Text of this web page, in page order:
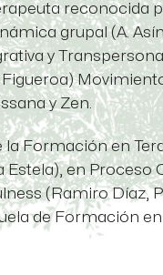
reconocida
grupal (A.
y
y Zen.
Formación en
Estela), en
(Ramiro Díaz,
de Formación